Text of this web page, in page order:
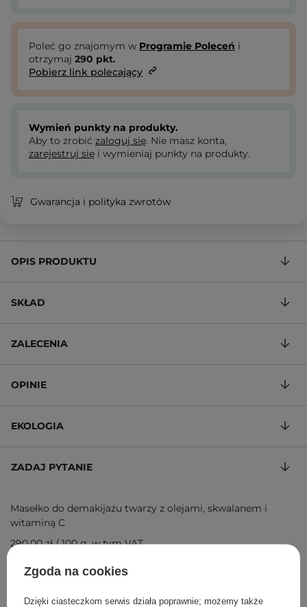
Poleć go znajomym w Programie Poleceń i
otrzymaj 290 pkt.
Pobierz link polecający
Wymień punkty na produkty.
Aby to zrobić zaloguj się. Nie masz konta,
zarejestruj się i wymieniaj punkty na produkty.
Gwarancja i polityka zwrotów
OPIS PRODUKTU
SKŁAD
ZALECENIA
OPINIE
EKOLOGIA
ZADAJ PYTANIE
Masełko do demakijażu twarzy z olejami, skwalanem i
witaminą C
290,00 zł/100 g, w tym VAT
Zgoda na cookies
Dzięki ciasteczkom serwis działa poprawnie; możemy także